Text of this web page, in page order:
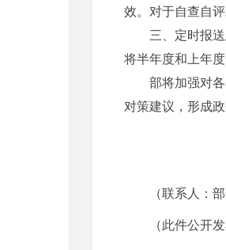
效。对于自查自
三、定时报送
将半年度和上年
部将加强对各
对策建议，形成
（联系人：部
（此件公开发